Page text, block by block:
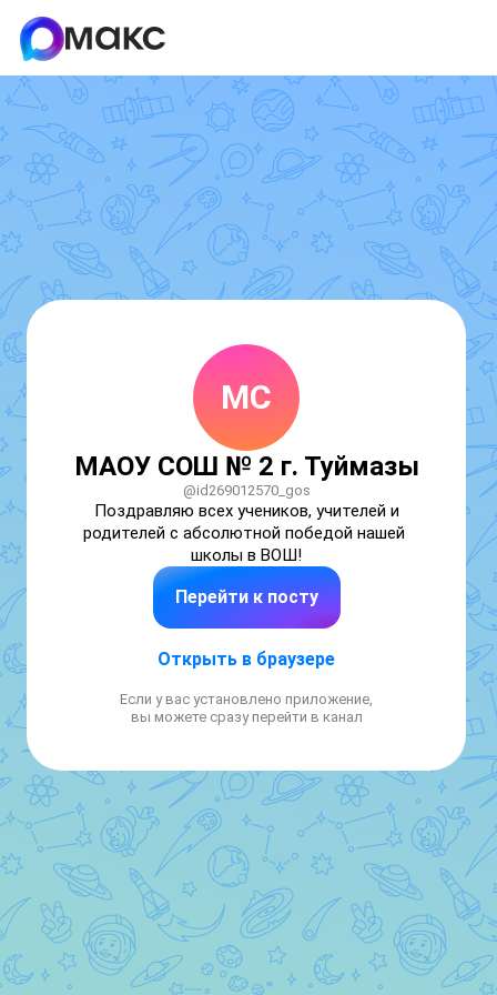
МС
МАОУ СОШ № 2 г. Туймазы
@id269012570_gos
Поздравляю всех учеников, учителей и
родителей с абсолютной победой нашей
школы в ВОШ!
Перейти к посту
Открыть в браузере
Если у вас установлено приложение,
вы можете сразу перейти в канал